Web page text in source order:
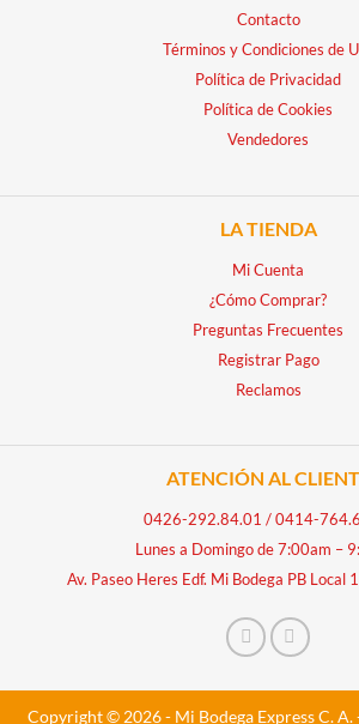
Contacto
Términos y Condiciones de
Política de Privacidad
Política de Cookies
Vendedores
LA TIENDA
Mi Cuenta
¿Cómo Comprar?
Preguntas Frecuentes
Registrar Pago
Reclamos
ATENCIÓN AL
0426-292.84.01 /0414-
Lunes a Domingo de 7:00am –
Av. Paseo Heres Edf. Mi Bodega PB Local
Copyright © 2026 - Mi Bodega Express C. A.